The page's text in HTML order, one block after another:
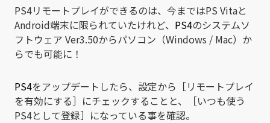
PS4リモートプレイができるのは、今まではPS Vitaと
Android端末に限られていたけれど、 PS4のシステムソ
フトウェア Ver3.50からパソコン（Windows / Mac）か
らでも可能に！
PS4をアップデートしたら、設定から［リモートプレイ
を有効にする］にチェックすることと、［いつも使う
PS4として登録］になっている事を確認。